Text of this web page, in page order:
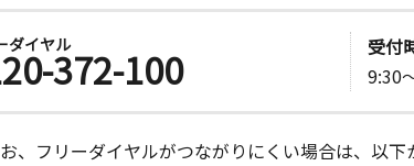
敷１８番地１ 美珈和
前教室
木 金 土 日
１－２８ 第３新安城
ダイヤル372-100
受付
9:30
、フリーダイヤルがつながりにくい場合は、以下